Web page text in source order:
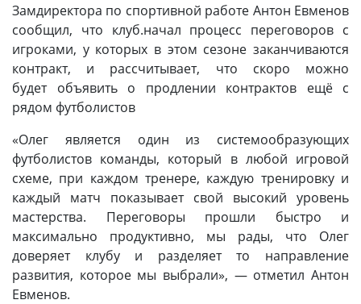
Замдиректора по спортивной работе Антон Евменов
сообщил, что клуб.начал процесс переговоров с
игроками, у которых в этом сезоне заканчиваются
контракт, и рассчитывает, что скоро можно
будет объявить о продлении контрактов ещё с
рядом футболистов
«Олег является один из системообразующих
футболистов команды, который в любой игровой
схеме, при каждом тренере, каждую тренировку и
каждый матч показывает свой высокий уровень
мастерства. Переговоры прошли быстро и
максимально продуктивно, мы рады, что Олег
доверяет клубу и разделяет то направление
развития, которое мы выбрали», — отметил Антон
Евменов.